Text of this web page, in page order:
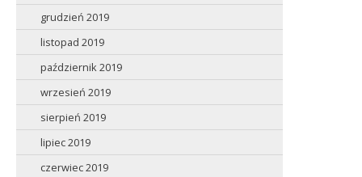
grudzień 2019
listopad 2019
październik 2019
wrzesień 2019
sierpień 2019
lipiec 2019
czerwiec 2019